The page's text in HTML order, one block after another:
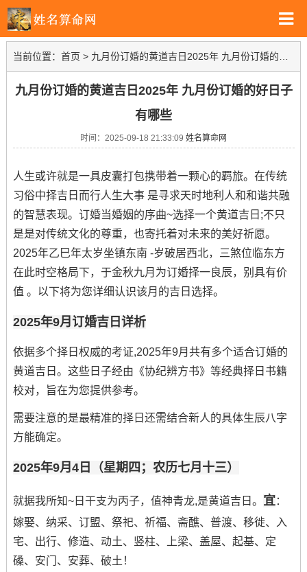
当前位置： 首页 > 九月份订婚的黄道吉日2025年 九月份订婚的好日子有哪些
九月份订婚的黄道吉日2025年 九月份订婚的好日子
有哪些
时间：2025-09-18 21:33:09 姓名算命网
人生或许就是一具皮囊打包携带着一颗心的羁旅。在传统
习俗中择吉日而行人生大事 是寻求天时地利人和和谐共融
的智慧表现。订婚当婚姻的序曲~选择一个黄道吉日;不只
是是对传统文化的尊重，也寄托着对未来的美好祈愿。
2025年乙巳年太岁坐镇东南 -岁破居西北，三煞位临东方
在此时空格局下，于金秋九月为订婚择一良辰，别具有价
值 。以下将为您详细认识该月的吉日选择。
2025年9月订婚吉日详析
依据多个择日权威的考证,2025年9月共有多个适合订婚的
黄道吉日。这些日子经由《协纪辨方书》等经典择日书籍
校对，旨在为您提供参考。
需要注意的是最精准的择日还需结合新人的具体生辰八字
方能确定。
2025年9月4日（星期四；农历七月十三）
就据我所知~日干支为丙子，值神青龙,是黄道吉日。 宜：
嫁娶、纳采、订盟、祭祀、祈福、斋醮、普渡、移徙、入
宅、出行、修造、动土、竖柱、上梁、盖屋、起基、定
磉、安门、安葬、破土！